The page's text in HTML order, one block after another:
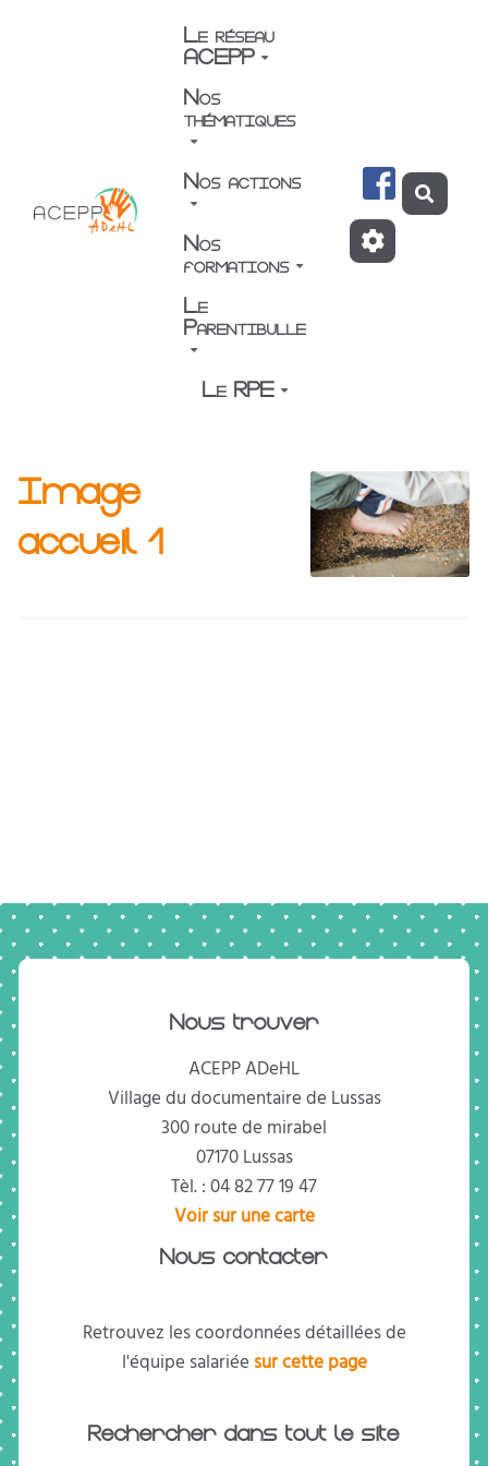
Aller au contenu principalLe réseau
ACEPP
Nos
thématiques
Nos actions
Nos
formations
Le
Parentibulle
Le RPE
Image
accueil 1
Nous trouver
ACEPP ADeHL
Village du documentaire de Lussas
300 route de mirabel
07170 Lussas
Tèl. : 04 82 77 19 47
Voir sur une carte
Nous contacter
Retrouvez les coordonnées détaillées de
l'équipe salariée sur cette page
Rechercher dans tout le site